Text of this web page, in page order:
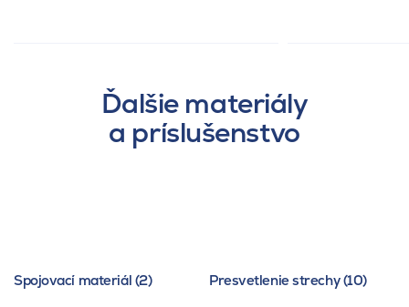
Ďalšie materiály
a príslušenstvo
Spojovací materiál (2) Presvetlenie strechy (10)